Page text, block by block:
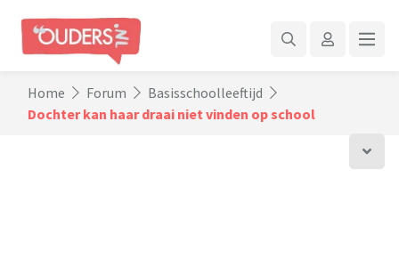
Home Forum
Basisschoolleeftijd
Dochter kan haar draai niet vinden op school